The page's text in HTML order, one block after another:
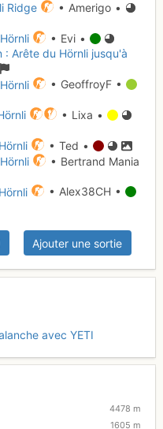
Ridge • Amerigo •
• Evi •
: Arête du Hörnli jusqu'à
• GeoffroyF •
• Lixa •
• Ted •
• Bertrand Mania
• Alex38CH •
Ajouter une sortie
avec YETI
4478 m
1605 m